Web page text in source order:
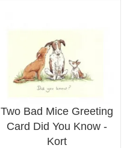
Two Bad Mice Greeting
Card Did You Know -
Kort